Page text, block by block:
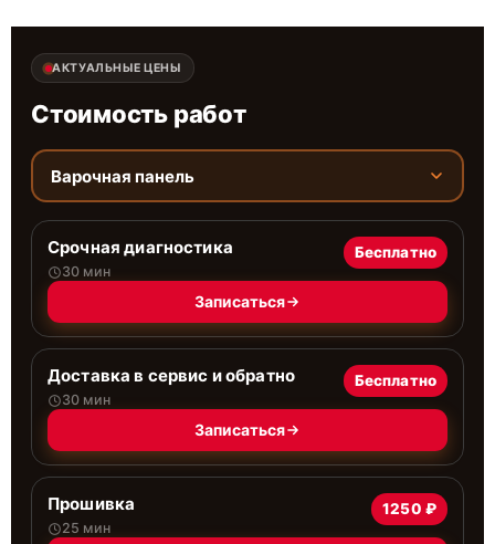
АКТУАЛЬНЫЕ ЦЕНЫ
Стоимость работ
Варочная панель
Срочная диагностика
30 мин
Бесплатно
Записаться
Доставка в сервис и обратно
30 мин
Бесплатно
Записаться
Прошивка
25 мин
1250 ₽